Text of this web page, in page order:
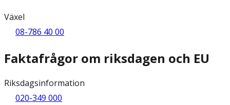
Växel
08-786 40 00
Faktafrågor om riksdagen och EU
Riksdagsinformation
020-349 000